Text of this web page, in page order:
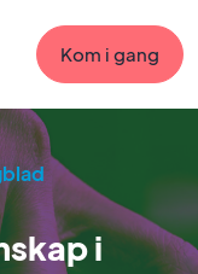
Kom i gang
i